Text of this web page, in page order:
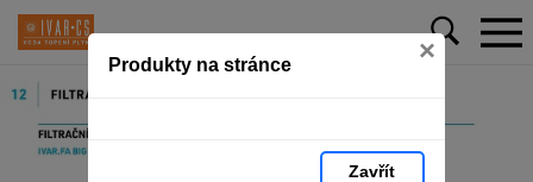
Produkty na stránce ×
Zavřít